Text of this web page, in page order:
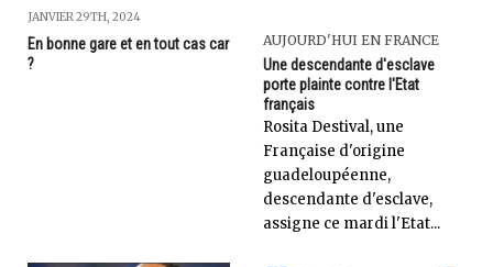
JANVIER 29TH, 2024
En bonne gare et en tout cas car
?
AUJOURD'HUI EN FRANCE
Une descendante d'esclave
porte plainte contre l'Etat
français
Rosita Destival, une
Française d'origine
guadeloupéenne,
descendante d'esclave,
assigne ce mardi l'Etat...